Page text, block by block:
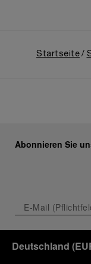
Startseite
Abonnieren Sie
Deutschland (